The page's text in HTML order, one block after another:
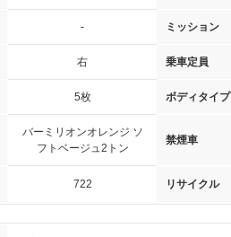
- ミッション
右 乗車定員
5枚 ボディタイプ
バーミリオンオレンジ ソ
フトベージュ2トン
禁煙車
722 リサイクル